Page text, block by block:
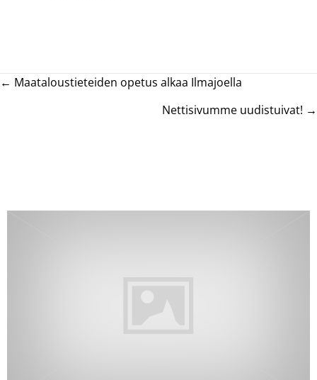
Posts
← Maataloustieteiden opetus alkaa Ilmajoella
Nettisivumme uudistuivat! →